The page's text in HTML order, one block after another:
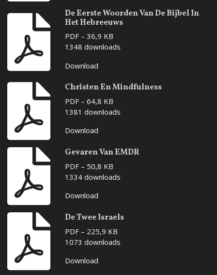
De Eerste Woorden Van De Bijbel In
Het Hebreeuws
PDF – 36,9 KB
1348 downloads
Download
Christen En Mindfulness
PDF – 64,8 KB
1381 downloads
Download
Gevaren Van EMDR
PDF – 50,8 KB
1334 downloads
Download
De Twee Israels
PDF – 225,9 KB
1073 downloads
Download